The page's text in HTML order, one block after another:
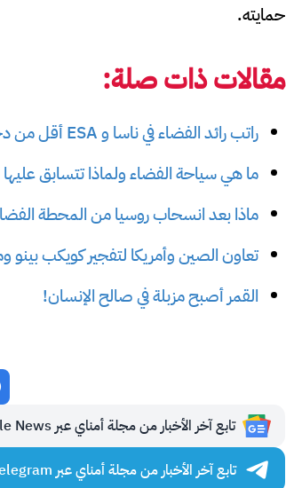
حمايته.
مقالات ذات صلة:
راتب رائد الفضاء في ناسا و ‎ESA أقل من دخل لاعب كرة القدم
ما هي سياحة الفضاء ولماذا تتسابق
ماذا بعد انسحاب روسيا من المحطة
تعاون الصين وأمريكا لتفجير كويكب بينو
القمر أصبح مزبلة في صالح الإنسان!
تابع آخر الأخبار من مجلة أمناي عبر Google News
تابع آخر الأخبار من مجلة أمناي عبر Telegram